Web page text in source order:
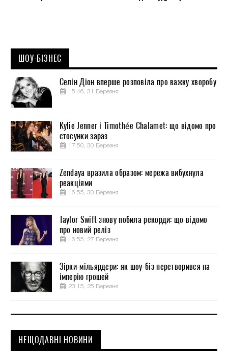
ШОУ-БІЗНЕС
Селін Діон вперше розповіла про важку хворобу
15:46, 31 Березня
Kylie Jenner і Timothée Chalamet: що відомо про
стосунки зараз
17:50, 30 Березня
Zendaya вразила образом: мережа вибухнула
реакціями
16:55, 30 Березня
Taylor Swift знову побила рекорди: що відомо
про новий реліз
16:55, 27 Березня
Зірки-мільярдери: як шоу-біз перетворився на
імперію грошей
23:15, 25 Березня
НЕЩОДАВНІ НОВИНИ